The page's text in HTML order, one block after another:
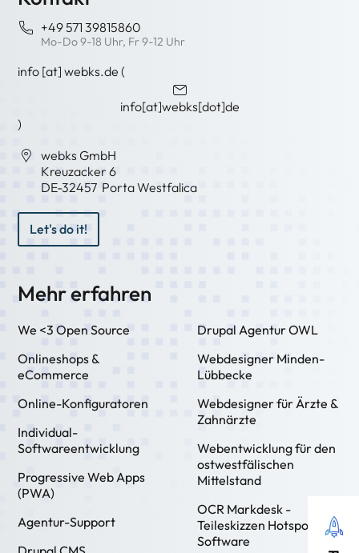
+49 571 39815860
Mo-Do 9-18 Uhr, Fr 9-12 Uhr
info [at]webks.de (
info[at]webks[dot]de
)
webks GmbH
Kreuzacker 6
DE-32457 Porta Westfalica
Let's do it!
Mehr erfahren
We <3 Open Source
Onlineshops &
eCommerce
Online-Konfiguratoren
Individual-
Softwareentwicklung
Progressive Web Apps
(PWA)
Agentur-Support
Drupal Agentur OWL
Webdesigner Minden-
Lübbecke
Webdesigner für Ärzte &
Zahnärzte
Webentwicklung für den
ostwestfälischen
Mittelstand
OCR Markdesk -
Teileskizzen Hotspot
Software